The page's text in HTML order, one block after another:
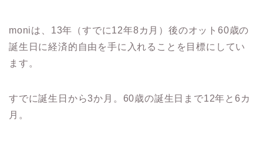
moniは、13年（すでに12年8カ月）後のオット60歳の
誕生日に経済的自由を手に入れることを目標にしてい
ます。
すでに誕生日から3か月。60歳の誕生日まで12年と6カ
月。